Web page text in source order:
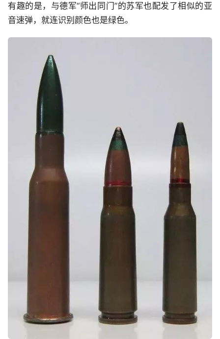
有趣的是，与德军“师出同门”的苏军也配发了相似的亚
音速弹，就连识别颜色也是绿色。